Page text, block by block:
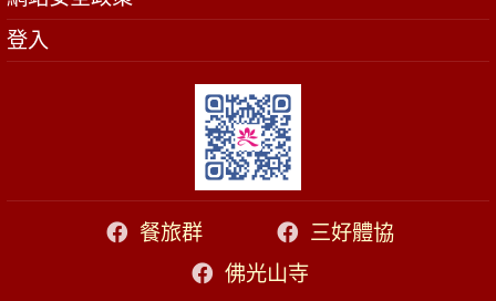
登入
餐旅群
三好體協
佛光山寺